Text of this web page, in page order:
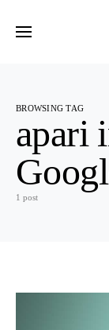
BROWSING TAG
apari
1 post